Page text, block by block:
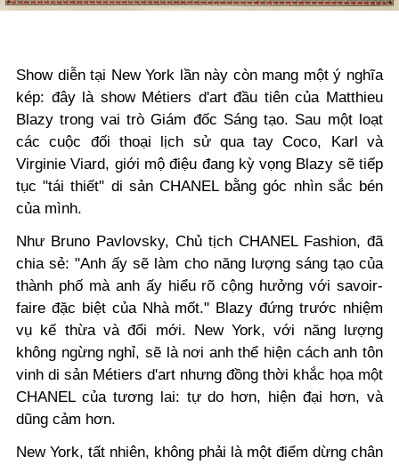
Show diễn tại New York lần này còn mang một ý nghĩa
kép: đây là show Métiers d'art đầu tiên của Matthieu
Blazy trong vai trò Giám đốc Sáng tạo. Sau một loạt
các cuộc đối thoại lịch sử qua tay Coco, Karl và
Virginie Viard, giới mộ điệu đang kỳ vọng Blazy sẽ tiếp
tục "tái thiết" di sản CHANEL bằng góc nhìn sắc bén
của mình.
Như Bruno Pavlovsky, Chủ tịch CHANEL Fashion, đã
chia sẻ: "Anh ấy sẽ làm cho năng lượng sáng tạo của
thành phố mà anh ấy hiểu rõ cộng hưởng với savoir-
faire đặc biệt của Nhà mốt." Blazy đứng trước nhiệm
vụ kế thừa và đổi mới. New York, với năng lượng
không ngừng nghỉ, sẽ là nơi anh thể hiện cách anh tôn
vinh di sản Métiers d'art nhưng đồng thời khắc họa một
CHANEL của tương lai: tự do hơn, hiện đại hơn, và
dũng cảm hơn.
New York, tất nhiên, không phải là một điểm dừng chân